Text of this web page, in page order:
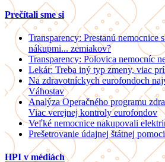
Prečítali sme si
Transparency: Prestanú nemocnice
nákupmi... zemiakov?
Transparency: Polovica nemocníc
Lekár: Treba iný typ zmeny, viac
Na zdravotníckych eurofondoch
Váhostav
Analýza Operačného programu
Viac verejnej kontroly eurofondov
Veľké nemocnice nakupovali
Prešetrovanie údajnej štátnej
HPI v médiách